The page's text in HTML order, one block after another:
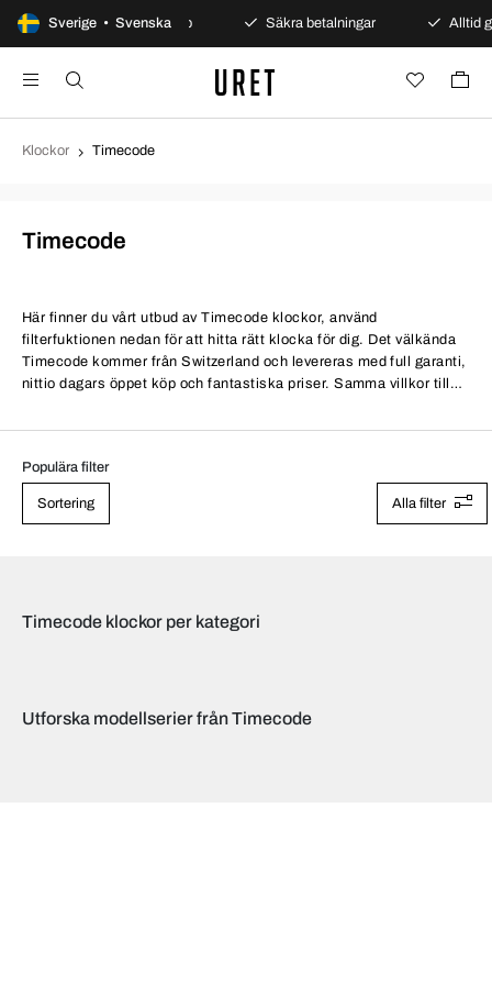
Sverige • Svenska
100 dagars öppet köp Säkra betalningar Alltid
Klockor Timecode
Timecode
Här finner du vårt utbud av Timecode klockor, använd
filterfuktionen nedan för att hitta rätt klocka för dig. Det välkända
Timecode kommer från Switzerland och levereras med full garanti,
nittio dagars öppet köp och fantastiska priser. Samma villkor till
Populära filter
Sortering Alla filter
Timecode klockor per kategori
Utforska modellserier från Timecode